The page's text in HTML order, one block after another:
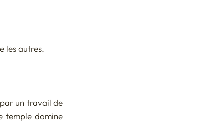
les autres.
un travail de
temple domine